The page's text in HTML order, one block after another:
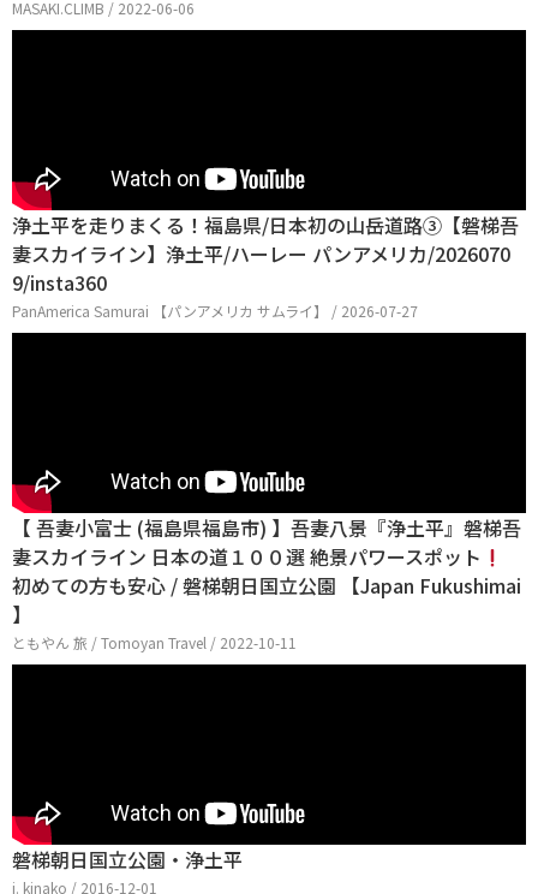
MASAKI.CLIMB / 2022-06-06
浄土平を走りまくる！福島県/日本初の山岳道路③【磐梯吾
妻スカイライン】浄土平/ハーレー パンアメリカ/2026070
9/insta360
PanAmerica Samurai 【パンアメリカ サムライ】 / 2026-07-27
【 吾妻小富士 (福島県福島市) 】吾妻八景『浄土平』磐梯吾
妻スカイライン 日本の道１００選 絶景パワースポット
初めての方も安心 / 磐梯朝日国立公園 【Japan Fukushimai
】
ともやん 旅 / Tomoyan Travel / 2022-10-11
磐梯朝日国立公園・浄土平
j. kinako / 2016-12-01